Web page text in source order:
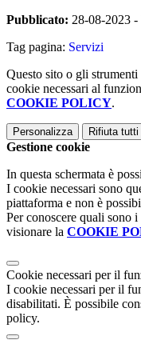
Pubblicato: 28-08-2023 -
Tag pagina: Servizi
Questo sito o gli
cookie necessari al
COOKIE POLICY.
Personalizza Rifiuta tutti
Gestione cookie
In questa schermata è
I cookie necessari sono
piattaforma e non è
Per conoscere quali sono
visionare la COOKIE
Cookie necessari per il
I cookie necessari per il
disabilitati. È possibile
policy.